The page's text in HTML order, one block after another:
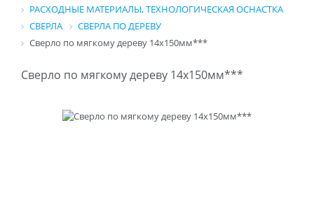
РАСХОДНЫЕ МАТЕРИАЛЫ, ТЕХНОЛОГИЧЕСКАЯ ОСНАСТКА
СВЕРЛА
СВЕРЛА ПО ДЕРЕВУ
Сверло по мягкому дереву 14х150мм***
Сверло по мягкому дереву 14х150мм***